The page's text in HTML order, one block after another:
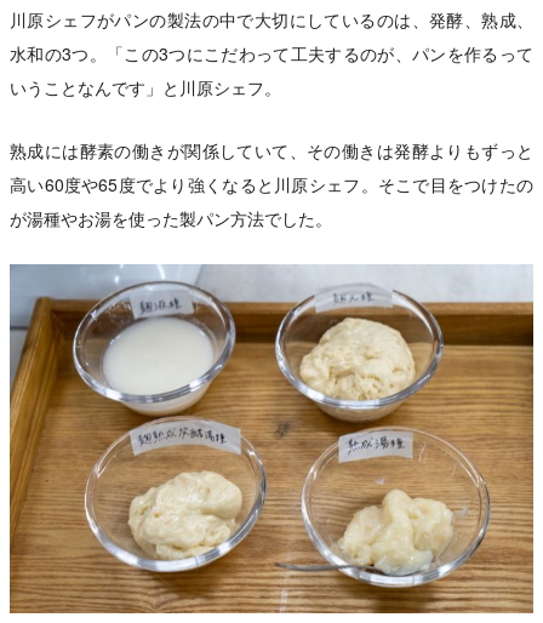
川原シェフがパンの製法の中で大切にしているのは、発酵、熟成、
水和の3つ。「この3つにこだわって工夫するのが、パンを作るって
いうことなんです」と川原シェフ。
熟成には酵素の働きが関係していて、その働きは発酵よりもずっと
高い60度や65度でより強くなると川原シェフ。そこで目をつけたの
が湯種やお湯を使った製パン方法でした。